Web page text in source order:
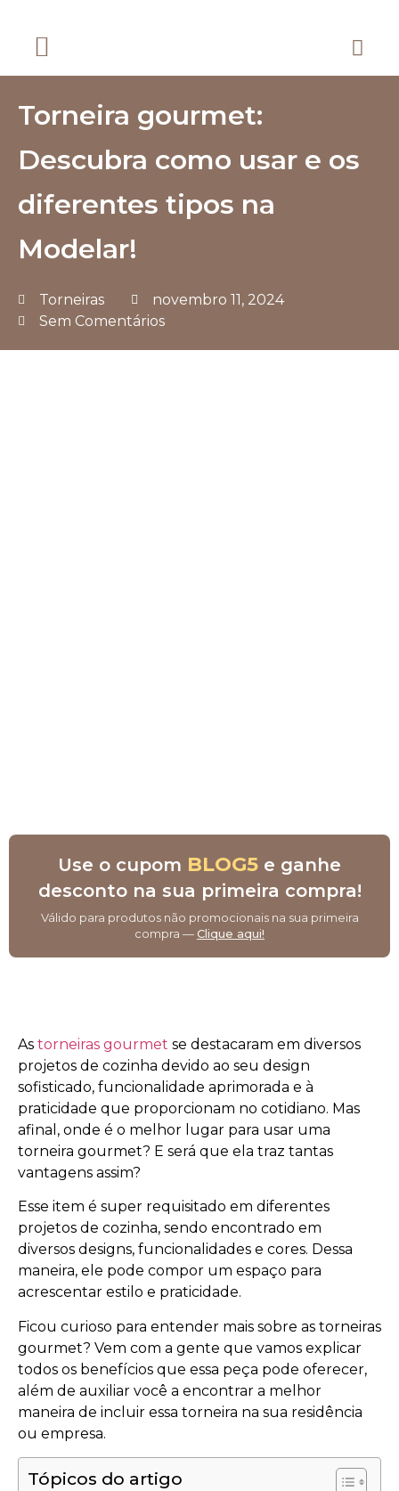
Torneira gourmet:
Descubra como usar e os
diferentes tipos na
Modelar!
Torneiras
novembro 11, 2024
Sem Comentários
Use o cupom BLOG5 e ganhe
desconto na sua primeira compra!
Válido para produtos não promocionais na sua primeira
compra —Clique aqui!
As torneiras gourmet se destacaram em diversos
projetos de cozinha devido ao seu design
sofisticado, funcionalidade aprimorada e à
praticidade que proporcionam no cotidiano. Mas
afinal, onde é o melhor lugar para usar uma
torneira gourmet? E será que ela traz tantas
vantagens assim?
Esse item é super requisitado em diferentes
projetos de cozinha, sendo encontrado em
diversos designs, funcionalidades e cores. Dessa
maneira, ele pode compor um espaço para
acrescentar estilo e praticidade.
Ficou curioso para entender mais sobre as torneiras
gourmet? Vem com a gente que vamos explicar
todos os benefícios que essa peça pode oferecer,
além de auxiliar você a encontrar a melhor
maneira de incluir essa torneira na sua residência
ou empresa.
Tópicos do artigo